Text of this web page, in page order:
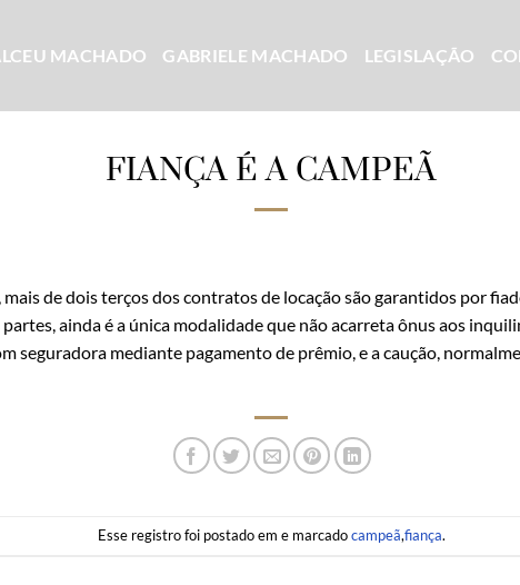
MACHADO GABRIELE MACHADO LEGISLAÇÃO
FIANÇA É A CAMPEÃ
mais de dois terços dos contratos de locação são garantidos por
ainda é a única modalidade que não acarreta ônus aos
seguradora mediante pagamento de prêmio, e a caução,
Esse registro foi postado em e marcadocampeã,fiança.